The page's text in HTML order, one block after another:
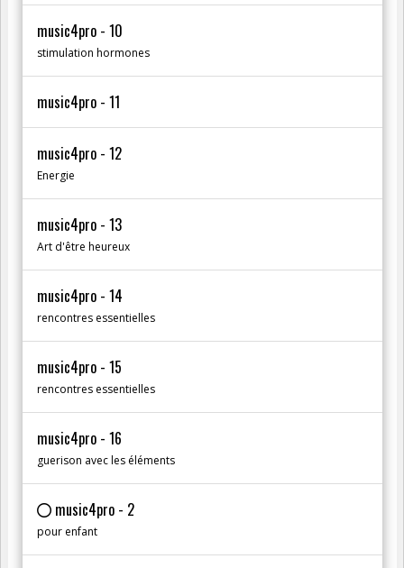
music4pro - 10
stimulation hormones
music4pro - 11
music4pro - 12
Energie
music4pro - 13
Art d'être heureux
music4pro - 14
rencontres essentielles
music4pro - 15
rencontres essentielles
music4pro - 16
guerison avec les éléments
music4pro - 2
pour enfant